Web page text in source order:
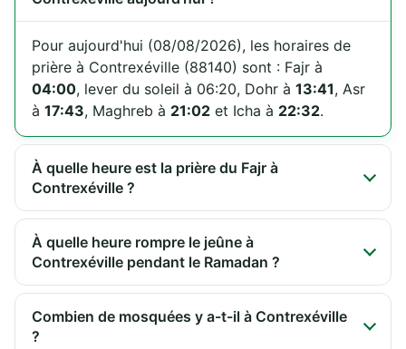
Pour aujourd'hui (08/08/2026), les horaires de
prière à Contrexéville (88140) sont : Fajr à
04:00, lever du soleil à 06:20, Dohr à 13:41, Asr
à 17:43, Maghreb à 21:02 et Icha à 22:32.
À quelle heure est la prière du Fajr à
Contrexéville ?
À quelle heure rompre le jeûne à
Contrexéville pendant le Ramadan ?
Combien de mosquées y a-t-il à Contrexéville
?